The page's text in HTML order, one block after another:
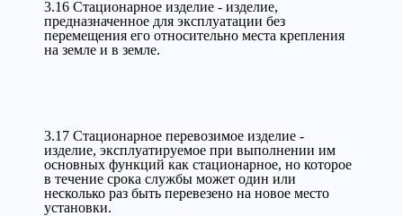
3.16 Стационарное изделие - изделие,
предназначенное для эксплуатации без
перемещения его относительно места крепления
на земле и в земле.
3.17 Стационарное перевозимое изделие -
изделие, эксплуатируемое при выполнении им
основных функций как стационарное, но которое
в течение срока службы может один или
несколько раз быть перевезено на новое место
установки.